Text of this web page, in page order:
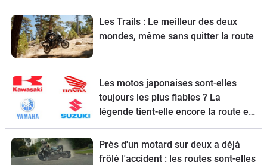
Les Trails : Le meilleur des deux
mondes, même sans quitter la route
Les motos japonaises sont-elles
toujours les plus fiables ? La
légende tient-elle encore la route en
2026 ?
Près d'un motard sur deux a déjà
frôlé l'accident : les routes sont-elles